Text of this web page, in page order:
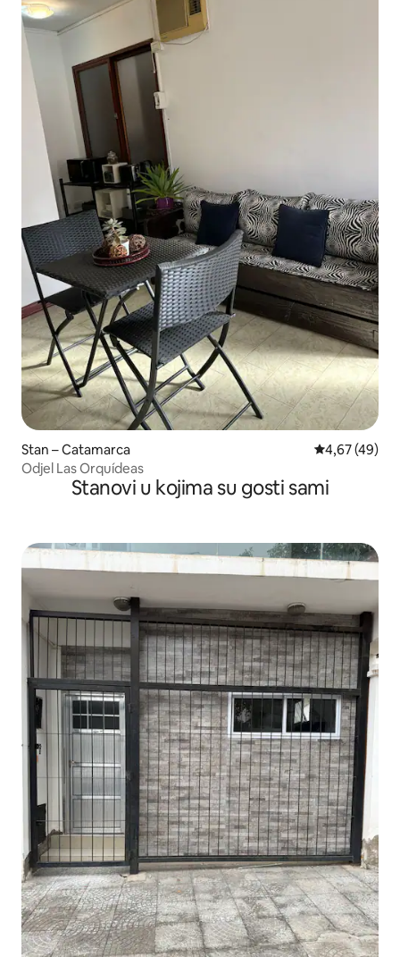
Stan – Catamarca Prosječna
4,67 (49)
Odjel Las Orquídeas
Stanovi u kojima su gosti sami